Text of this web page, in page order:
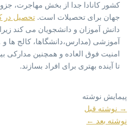
کشور کانادا جدا از بخش مهاجرت،
جهان برای تحصیلات است.تحصیل در
دانش آموزان و دانشجویان می کند
آموزشی (مدارس،دانشگاها، کالج ها
امنیت فوق العاده و همچنین مدارکی
تا آینده بهتری برای افراد بسازند.
پیمایش نوشته
→ نوشته قبل
نوشته بعد ←